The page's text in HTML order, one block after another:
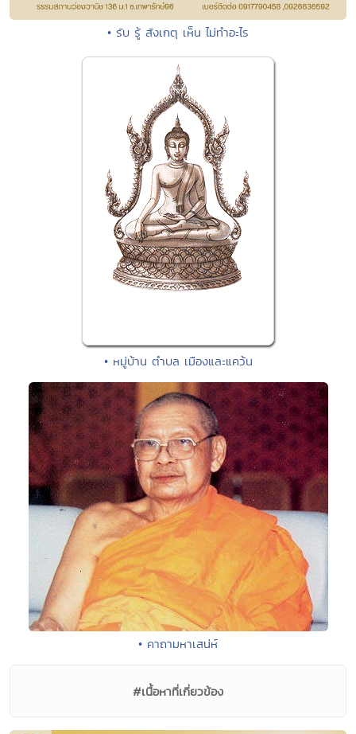
• รับ รู้ สังเกตุ เห็น ไม่ทำอะไร
• หมู่บ้าน ตำบล เมืองและแคว้น
• คาถามหาเสน่ห์
#เนื้อหาที่เกี่ยวข้อง